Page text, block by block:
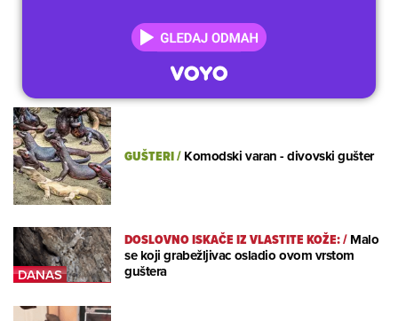
GUŠTERI/Komodski varan - divovski gušter
DOSLOVNO ISKAČE IZ VLASTITE KOŽE:/Malo
se koji grabežljivac osladio ovom vrstom
guštera